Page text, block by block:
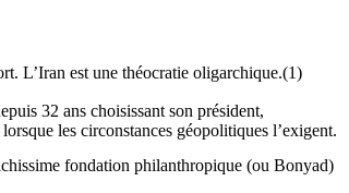
L’Iran est une théocratie oligarchique.(1)
32 ans choisissant son président,
les circonstances géopolitiques l’exigent.
fondation philanthropique (ou Bonyad)